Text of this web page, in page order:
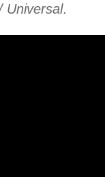
Universal.